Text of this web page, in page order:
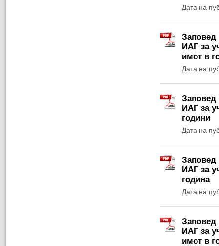
Дата на
Заповед
ИАГ за
имот в
Дата на
Заповед
ИАГ за
години
Дата на
Заповед
ИАГ за
година
Дата на
Заповед
ИАГ за
имот в